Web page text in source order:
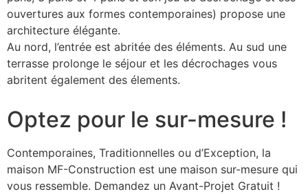
ouvertures aux formes contemporaines) propose une
architecture élégante.
Au nord, l’entrée est abritée des éléments. Au sud une
terrasse prolonge le séjour et les décrochages vous
abritent également des élements.
Optez pour le sur-mesure !
Contemporaines, Traditionnelles ou d’Exception, la
maison MF-Construction est une maison sur-mesure qui
vous ressemble. Demandez un Avant-Projet Gratuit !